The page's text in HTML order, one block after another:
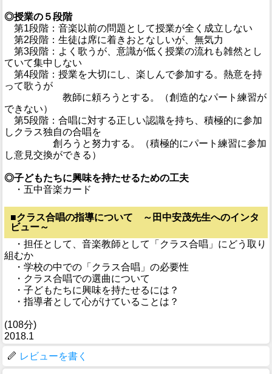
◎授業の５段階
第1段階：音楽以前の問題として授業が全く成立しない
第2段階：生徒は席に着きおとなしいが、無気力
第3段階：よく歌うが、意識が低く授業の流れも雑然とし
ていて集中しない
第4段階：授業を大切にし、楽しんで参加する。熱意を持
って歌うが
教師に頼ろうとする。（創造的なパート練習が
できない）
第5段階：合唱に対する正しい認識を持ち、積極的に参加
しクラス独自の合唱を
創ろうと努力する。（積極的にパート練習に参加
し意見交換ができる）
◎子どもたちに興味を持たせるための工夫
・五中音楽カード
■クラス合唱の指導について ～田中安茂先生へのインタ
ビュー～
・担任として、音楽教師として「クラス合唱」にどう取り
組むか
・学校の中での「クラス合唱」の必要性
・クラス合唱での選曲について
・子どもたちに興味を持たせるには？
・指導者として心がけていることは？
(108分)
2018.1
レビューを書く